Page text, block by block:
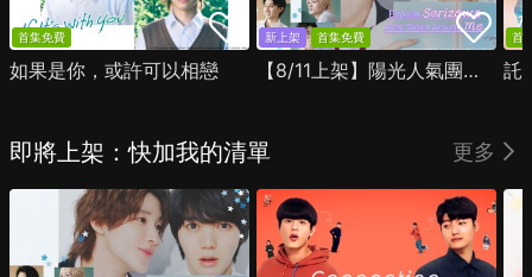
首集免費
如果是你，或許可以相戀
新上架 首集免費
【8/11上架】陽光人氣團中的芹澤，在我面前卻有點不對勁
首
託
即將上架：快加我的清單 更多